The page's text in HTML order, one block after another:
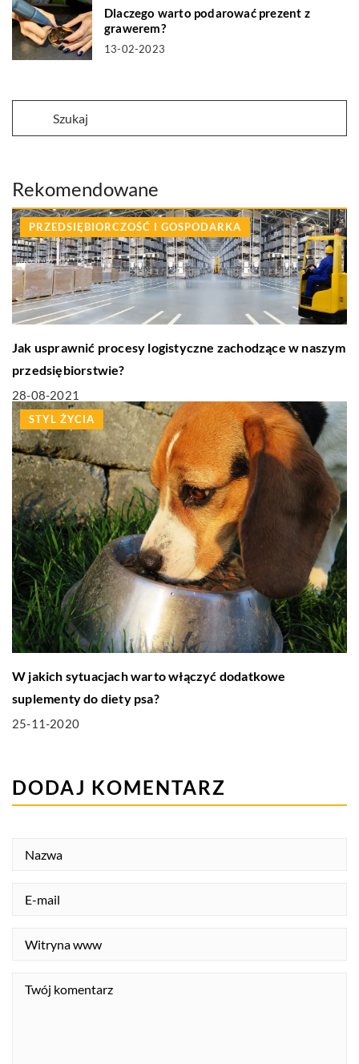
Dlaczego warto podarować prezent z
grawerem?
13-02-2023
Rekomendowane
PRZEDSIĘBIORCZOŚĆ I GOSPODARKA
Jak usprawnić procesy logistyczne zachodzące w naszym
przedsiębiorstwie?
28-08-2021
STYL ŻYCIA
W jakich sytuacjach warto włączyć dodatkowe
suplementy do diety psa?
25-11-2020
DODAJ KOMENTARZ